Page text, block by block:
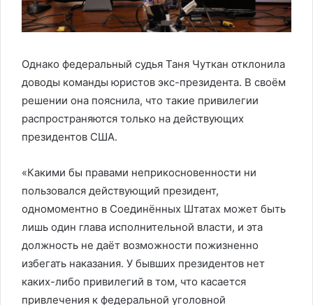
Однако федеральный судья Таня Чуткан отклонила
доводы команды юристов экс-президента. В своём
решении она пояснила, что такие привилегии
распространяются только на действующих
президентов США.
«Какими бы правами неприкосновенности ни
пользовался действующий президент,
одномоментно в Соединённых Штатах может быть
лишь один глава исполнительной власти, и эта
должность не даёт возможности пожизненно
избегать наказания. У бывших президентов нет
каких-либо привилегий в том, что касается
привлечения к федеральной уголовной